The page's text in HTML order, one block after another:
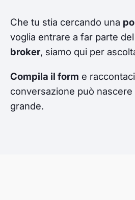
Che tu stia cercando una
voglia entrare a far parte
broker, siamo qui per
Compila il form e
conversazione può nascere
grande.